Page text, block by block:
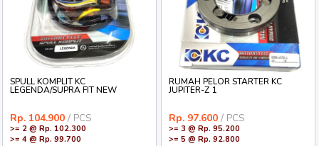
SPULL KOMPLIT KC
LEGENDA/SUPRA FIT NEW
Rp. 104.900 / PCS
>= 2 @ Rp. 102.300
>= 4 @ Rp. 99.700
RUMAH PELOR STARTER KC
JUPITER-Z 1
Rp. 97.600 / PCS
>= 3 @ Rp. 95.200
>= 5 @ Rp. 92.800